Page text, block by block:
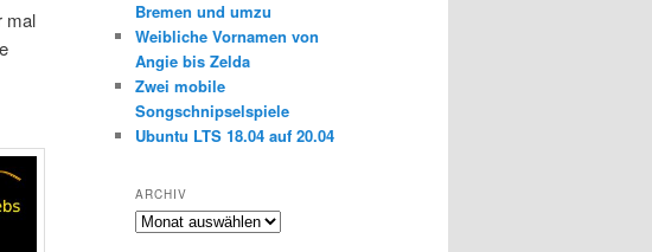
mal
Bremen und umzu
Weibliche Vornamen von
Angie bis Zelda
Zwei mobile
Songschnipselspiele
Ubuntu LTS 18.04 auf 20.04
ARCHIV
Archiv